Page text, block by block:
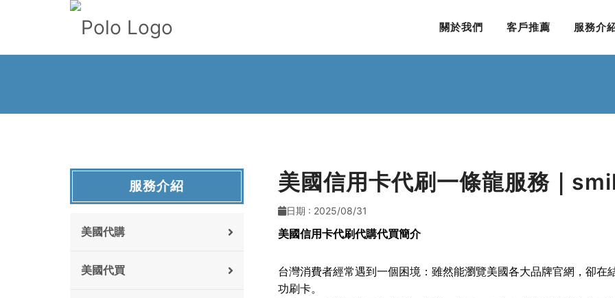
關於我們 客戶推薦 服務介
美國信用卡代刷一條龍服務｜
日期 : 2025/08/31
美國信用卡代刷代購代買簡介
台灣消費者經常遇到一個困境：雖然能瀏覽美國各大品牌官網，卻在
功刷卡。
服務介紹
美國代購
美國代買